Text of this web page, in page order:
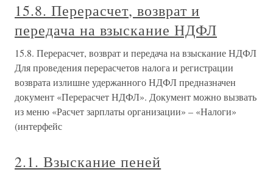
15.8. Перерасчет, возврат и
передача на взыскание НДФЛ
15.8. Перерасчет, возврат и передача на взыскание НДФЛ
Для проведения перерасчетов налога и регистрации
возврата излишне удержанного НДФЛ предназначен
документ «Перерасчет НДФЛ». Документ можно вызвать
из меню «Расчет зарплаты организации» – «Налоги»
(интерфейс
2.1. Взыскание пеней